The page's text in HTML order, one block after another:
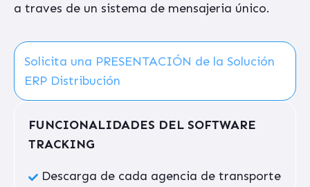
a traves de un sistema de mensajeria único.
Solicita una PRESENTACIÓN de la Solución
ERP Distribución
FUNCIONALIDADES DEL SOFTWARE
TRACKING
Descarga de cada agencia de transporte